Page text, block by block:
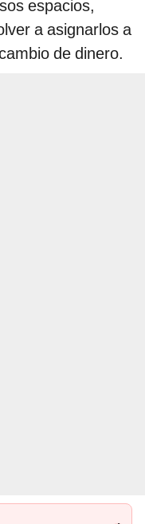
espacios,
a asignarlos a
de dinero.